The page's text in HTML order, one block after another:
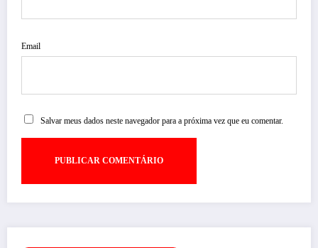
Email
Salvar meus dados neste navegador para a próxima vez que eu comentar.